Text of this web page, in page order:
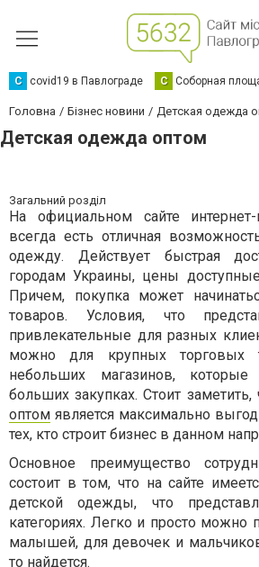
C covid19 в Павлограде С Соборная
Головна Бізнес новини Детская одежда
Детская одежда оптом
Загальний розділ
На официальном сайте интернет-
всегда есть отличная
одежду. Действует быстрая
городам Украины, цены
Причем, покупка может
товаров. Условия, что
привлекательные для разных
можно для крупных торговых
небольших магазинов,
больших закупках. Стоит заметить,
оптом является максимально
тех, кто строит бизнес в данном
Основное преимущество
состоит в том, что на сайте
детской одежды, что
категориях. Легко и просто можно
малышей, для девочек и
то найдется.